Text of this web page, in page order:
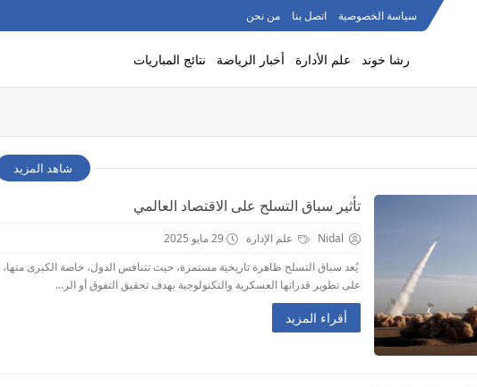
سياسة الخصوصية اتصل بنا من نحن
رشا خوند علم الأدارة أخبار الرياضة نتائج المباريات
شاهد المزيد
تأثير سباق التسلح على الاقتصاد العالمي
Nidal علم الإدارة
29 مايو 2025
يُعد سباق التسلح ظاهرة تاريخية مستمرة، حيث تتنافس الدول، خاصة الكبرى منها،
على تطوير قدراتها العسكرية والتكنولوجية بهدف تحقيق التفوق أو الر...
أقراء المزيد